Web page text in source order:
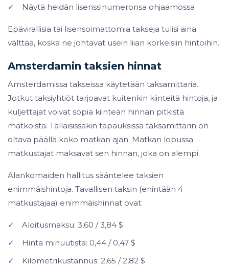
✓
Näytä heidän lisenssinumeronsa ohjaamossa
Epävirallisia tai lisensoimattomia takseja tulisi aina
välttää, koska ne johtavat usein liian korkeisiin hintoihin.
Amsterdamin taksien hinnat
Amsterdamissa takseissa käytetään taksamittaria.
Jotkut taksiyhtiöt tarjoavat kuitenkin kiinteitä hintoja, ja
kuljettajat voivat sopia kiinteän hinnan pitkistä
matkoista. Tällaisissakin tapauksissa taksamittarin on
oltava päällä koko matkan ajan. Matkan lopussa
matkustajat maksavat sen hinnan, joka on alempi.
Alankomaiden hallitus sääntelee taksien
enimmäishintoja. Tavallisen taksin (enintään 4
matkustajaa) enimmäishinnat ovat:
✓
Aloitusmaksu: 3,60 / 3,84 $
✓
Hinta minuutista: 0,44 / 0,47 $
✓
Kilometrikustannus: 2,65 / 2,82 $